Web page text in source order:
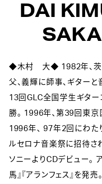
DAI
◆木村 大◆ 1982年、茨
父、義輝に師事、ギター
13回GLC全国学生ギタ
勝。 1996年、第39回東京
1996年、 97年2回にわた
ルセロナ音楽祭に招待さ
ソニーよりCDデビュー。
馬』『アランフェス』を発